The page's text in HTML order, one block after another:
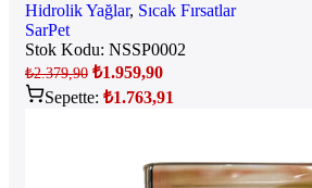
Hidrolik Yağlar, Sıcak Fırsatlar
SarPet
Stok Kodu: NSSP0002
₺2.379,90 ₺1.959,90
Sepette: ₺1.763,91